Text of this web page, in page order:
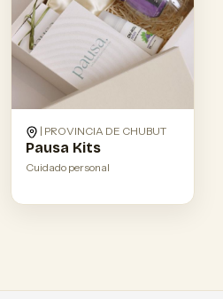
| PROVINCIA DE CHUBUT
Pausa Kits
Cuidado personal